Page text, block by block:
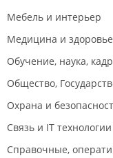
Мебель и интерьер
Медицина и здоровье
Обучение, наука,
Общество,
Охрана и
Связь и IT технологии
Справочные,